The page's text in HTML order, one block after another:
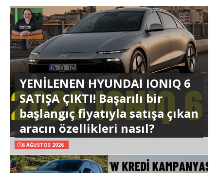
YENİLENEN HYUNDAI IONIQ 6
SATIŞA ÇIKTI! Başarılı bir
başlangıç fiyatıyla satışa çıkan
aracın özellikleri nasıl?
6 AĞUSTOS 2026